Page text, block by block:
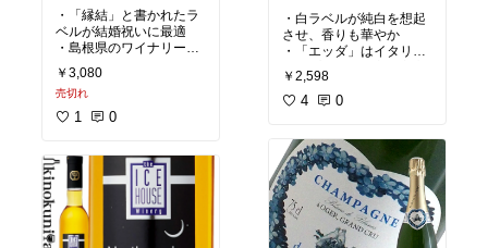
・「縁結」と書かれたラ
ベルが結婚祝いに最適
・島根県のワイナリーの
人気シリーズ
・デラウェア種を使用し
たキャッチーな味わいの
スパークリング
￥3,080
売切れ
1 0
・白ラベルが純白を想起
させ、香りも華やか
・「エッダ」はイタリ
ア・プーリア地方の方言
で「彼女」の意味
・フルーティーで飲みや
気軽な結婚祝いにもちょ
うどいい一本。
￥2,598
4 0